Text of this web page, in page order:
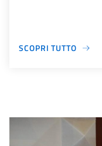
SCOPRI TUTTO